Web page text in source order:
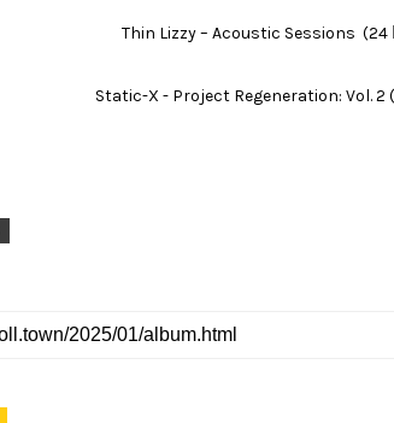
Thin Lizzy – Acoustic Sessions (24
Static-X - Project Regeneration: Vol. 2